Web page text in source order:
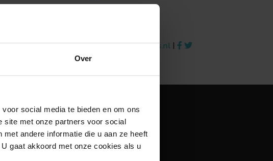
Over
social media te bieden en om ons
site met onze partners voor social
andere informatie die u aan ze heeft
gaat akkoord met onze cookies als u
info@netmakelaars.nl
Turfmarkt 32 zwart
2011 CB Haarlem